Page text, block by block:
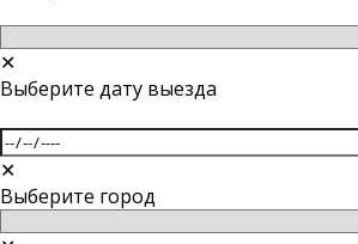
✕
Выберите дату выезда
✕
Выберите город